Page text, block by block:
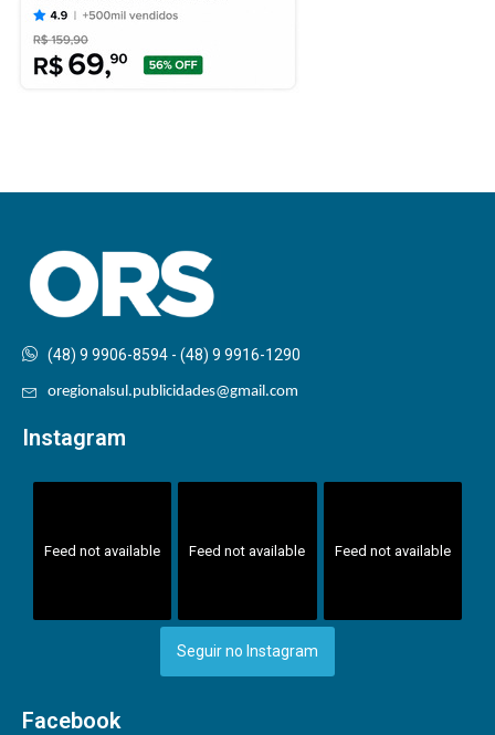
(48) 9 9906-8594 - (48) 9 9916-1290
oregionalsul.publicidades@gmail.com
Instagram
Feed not available Feed not available Feed not available
Seguir no Instagram
Facebook